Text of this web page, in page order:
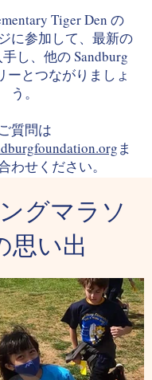
Tiger Den の
に参加して、最新の
し、他の Sandburg
ーとつながりましょ
う。
ご質問は
ま
わせください。
グマラソ
思い出